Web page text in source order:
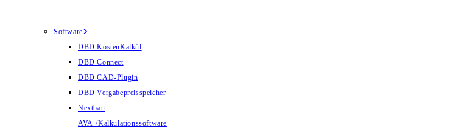
Software
DBD KostenKalkül
DBD Connect
DBD CAD-Plugin
DBD Vergabepreisspeicher
Nextbau
AVA-/Kalkulationssoftware